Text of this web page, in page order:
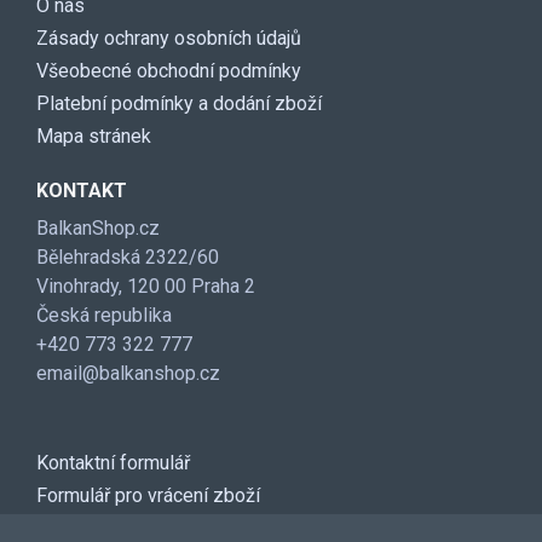
O nás
Zásady ochrany osobních údajů
Všeobecné obchodní podmínky
Platební podmínky a dodání zboží
Mapa stránek
KONTAKT
BalkanShop.cz
Bělehradská 2322/60
Vinohrady, 120 00 Praha 2
Česká republika
+420 773 322 777
email@balkanshop.cz
Kontaktní formulář
Formulář pro vrácení zboží